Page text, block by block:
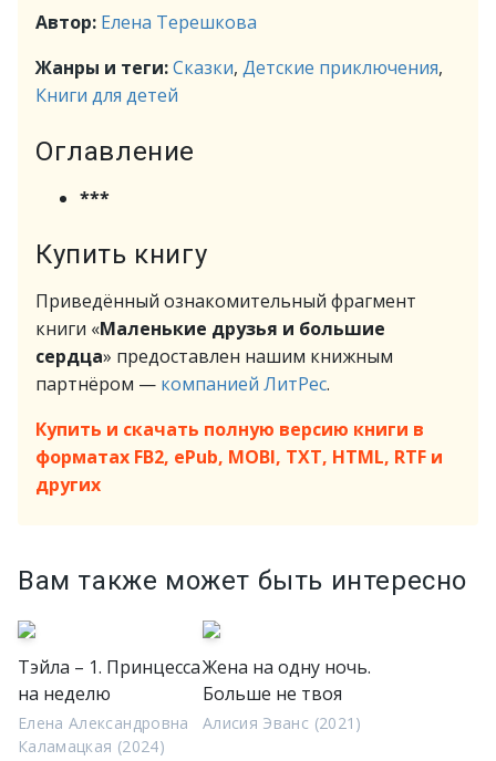
Автор: Елена Терешкова
Жанры и теги:Сказки, Детские приключения,
Книги для детей
Оглавление
***
Купить книгу
Приведённый ознакомительный фрагмент
книги «Маленькие друзья и большие
сердца» предоставлен нашим книжным
партнёром — компанией ЛитРес.
Купить и скачать полную версию книги в
форматах FB2, ePub, MOBI, TXT, HTML, RTF и
других
Вам также может быть интересно
Тэйла – 1. Принцесса
на неделю
Елена Александровна
Каламацкая (2024)
Жена на одну ночь.
Больше не твоя
Алисия Эванс (2021)